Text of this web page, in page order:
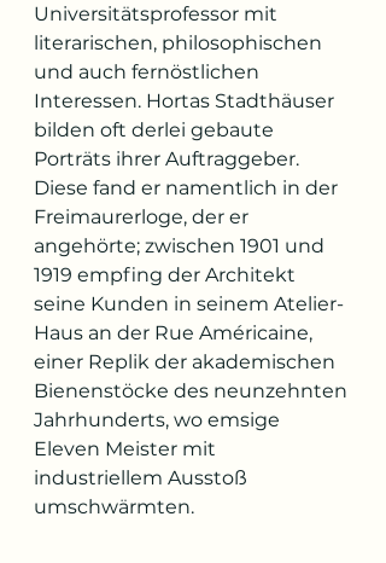
Universitätsprofessor mit
literarischen, philosophischen
und auch fernöstlichen
Interessen. Hortas Stadthäuser
bilden oft derlei gebaute
Porträts ihrer Auftraggeber.
Diese fand er namentlich in der
Freimaurerloge, der er
angehörte; zwischen 1901 und
1919 empfing der Architekt
seine Kunden in seinem Atelier-
Haus an der Rue Américaine,
einer Replik der akademischen
Bienenstöcke des neunzehnten
Jahrhunderts, wo emsige
Eleven Meister mit
industriellem Ausstoß
umschwärmten.